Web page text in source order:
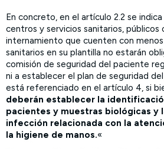
En concreto, en el artículo 2.2 se
centros y servicios sanitarios, públicos
internamiento que cuenten con
sanitarios en su plantilla no estarán
comisión de seguridad del paciente
ni a establecer el plan de seguridad
está referenciado en el artículo 4, si
deberán establecer la
pacientes y muestras biológicas y
infección relacionada con la
la higiene de manos.«